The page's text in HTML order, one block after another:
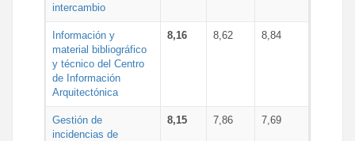
intercambio
Información y
material bibliográfico
y técnico del Centro
de Información
Arquitectónica
8,16 8,62 8,84
Gestión de
incidencias de
8,15 7,86 7,69